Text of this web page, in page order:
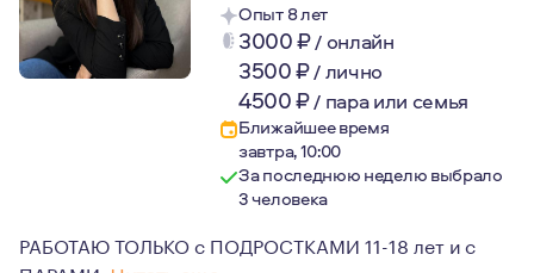
Опыт 8 лет
3000₽/ онлайн
3500₽/лично
4500₽/ пара или семья
Ближайшее время
завтра, 10:00
За последнюю неделю выбрало
3 человека
РАБОТАЮ ТОЛЬКО с ПОДРОСТКАМИ 11-18 лет и с